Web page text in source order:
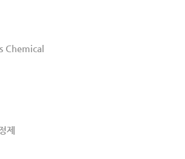
Chemical
제